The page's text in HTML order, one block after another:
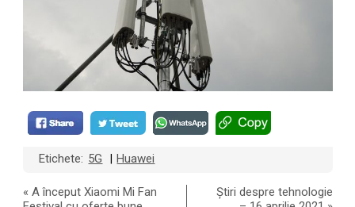
Etichete: 5G Huawei
«A început Xiaomi Mi Fan
Știri despre tehnologie